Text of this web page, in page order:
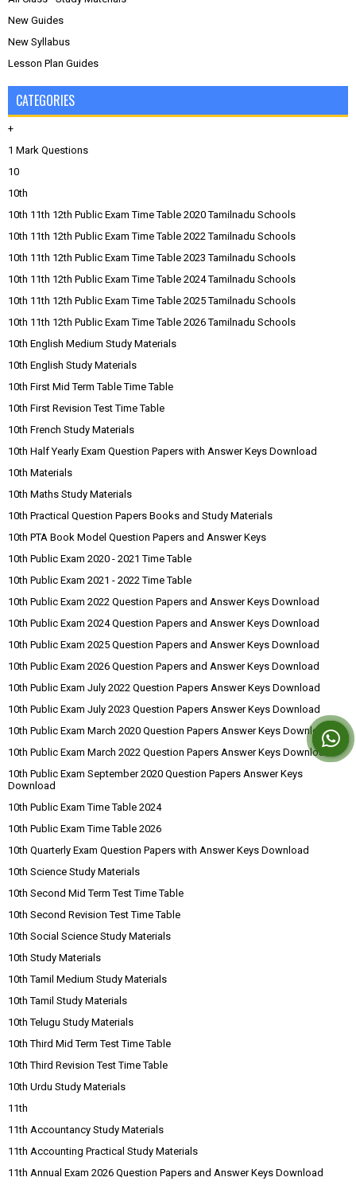
New Guides
New Syllabus
Lesson Plan Guides
CATEGORIES
+
1 Mark Questions
10
10th
10th 11th 12th Public Exam Time Table 2020 Tamilnadu Schools
10th 11th 12th Public Exam Time Table 2022 Tamilnadu Schools
10th 11th 12th Public Exam Time Table 2023 Tamilnadu Schools
10th 11th 12th Public Exam Time Table 2024 Tamilnadu Schools
10th 11th 12th Public Exam Time Table 2025 Tamilnadu Schools
10th 11th 12th Public Exam Time Table 2026 Tamilnadu Schools
10th English Medium Study Materials
10th English Study Materials
10th First Mid Term Table Time Table
10th First Revision Test Time Table
10th French Study Materials
10th Half Yearly Exam Question Papers with Answer Keys Download
10th Materials
10th Maths Study Materials
10th Practical Question Papers Books and Study Materials
10th PTA Book Model Question Papers and Answer Keys
10th Public Exam 2020 - 2021 Time Table
10th Public Exam 2021 - 2022 Time Table
10th Public Exam 2022 Question Papers and Answer Keys Download
10th Public Exam 2024 Question Papers and Answer Keys Download
10th Public Exam 2025 Question Papers and Answer Keys Download
10th Public Exam 2026 Question Papers and Answer Keys Download
10th Public Exam July 2022 Question Papers Answer Keys Download
10th Public Exam July 2023 Question Papers Answer Keys Download
10th Public Exam March 2020 Question Papers Answer Keys Download
10th Public Exam March 2022 Question Papers Answer Keys Download
10th Public Exam September 2020 Question Papers Answer Keys
Download
10th Public Exam Time Table 2024
10th Public Exam Time Table 2026
10th Quarterly Exam Question Papers with Answer Keys Download
10th Science Study Materials
10th Second Mid Term Test Time Table
10th Second Revision Test Time Table
10th Social Science Study Materials
10th Study Materials
10th Tamil Medium Study Materials
10th Tamil Study Materials
10th Telugu Study Materials
10th Third Mid Term Test Time Table
10th Third Revision Test Time Table
10th Urdu Study Materials
11th
11th Accountancy Study Materials
11th Accounting Practical Study Materials
11th Annual Exam 2026 Question Papers and Answer Keys Download